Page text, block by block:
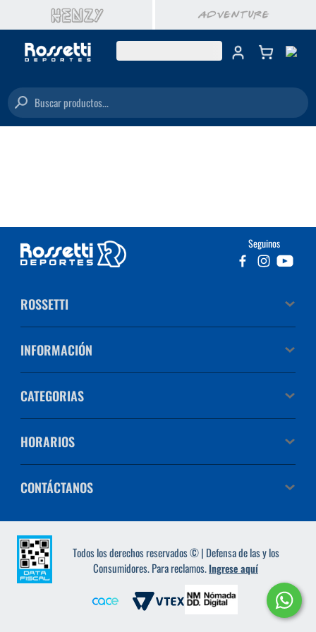
Buscar productos...
Seguinos
ROSSETTI
INFORMACIÓN
CATEGORIAS
HORARIOS
CONTÁCTANOS
Todos los derechos reservados © | Defensa de las y los
Consumidores. Para reclamos.Ingrese aquí